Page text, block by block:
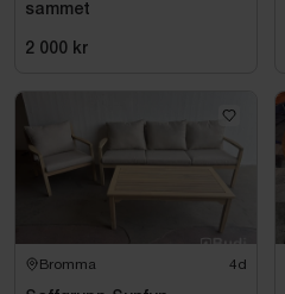
sammet
2 000 kr
Bromma 4d